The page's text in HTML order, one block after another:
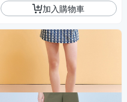
加入購物車